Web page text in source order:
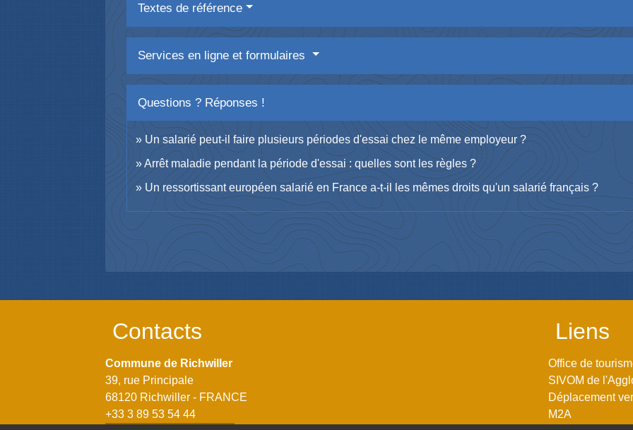
Textes de référence
Services en ligne et formulaires
Questions ? Réponses !
Un salarié peut-il faire plusieurs périodes d'essai chez le même employeur ?
Arrêt maladie pendant la période d'essai : quelles sont les règles ?
Un ressortissant européen salarié en France a-t-il les mêmes droits qu'un salarié français ?
Contacts
Commune de Richwiller
39, rue Principale
68120 Richwiller - FRANCE
+33 3 89 53 54 44
Liens
Office de
SIVOM de
Déplacement
M2A